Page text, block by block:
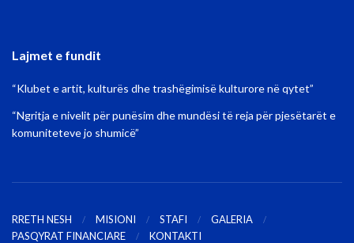
Lajmet e fundit
“Klubet e artit, kulturës dhe trashëgimisë kulturore në qytet”
“Ngritja e nivelit për punësim dhe mundësi të reja për pjesëtarët e
komuniteteve jo shumicë”
RRETH NESH MISIONI STAFI
GALERIA
PASQYRAT FINANCIARE
KONTAKTI